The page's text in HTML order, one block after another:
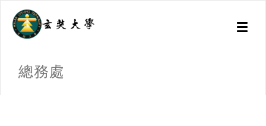
Toggle
總務處